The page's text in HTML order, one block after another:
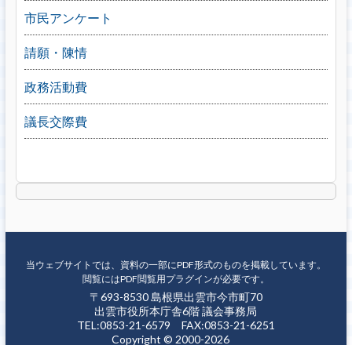
市民アンケート
請願・陳情
政務活動費
議長交際費
当ウェブサイトでは、資料の一部にPDF形式のものを掲載しています。
閲覧にはPDF閲覧用プラグインが必要です。
〒693-8530 島根県出雲市今市町70
出雲市役所本庁舎6階 議会事務局
TEL:0853-21-6579 FAX:0853-21-6251
Copyright © 2000-2026